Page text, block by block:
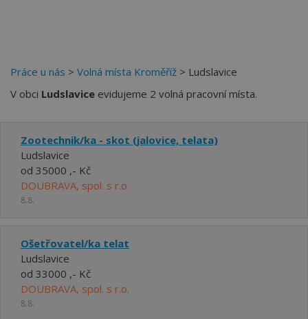
Práce u nás > Volná místa Kroměříž > Ludslavice
V obci Ludslavice evidujeme 2 volná pracovní místa.
Zootechnik/ka - skot (jalovice, telata)
Ludslavice
od 35000 ,- Kč
DOUBRAVA, spol. s r.o.
8.8.
Ošetřovatel/ka telat
Ludslavice
od 33000 ,- Kč
DOUBRAVA, spol. s r.o.
8.8.